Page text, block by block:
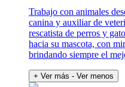
Trabajo con animales
canina y auxiliar de
rescatista de perros y
hacia su mascota, con
brindando siempre el
+ Ver más - Ver menos